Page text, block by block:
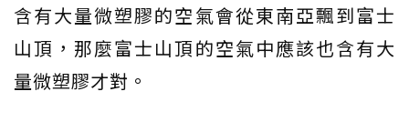
含有大量微塑膠的空氣會從東南亞飄到富士
山頂，那麼富士山頂的空氣中應該也含有大
量微塑膠才對。